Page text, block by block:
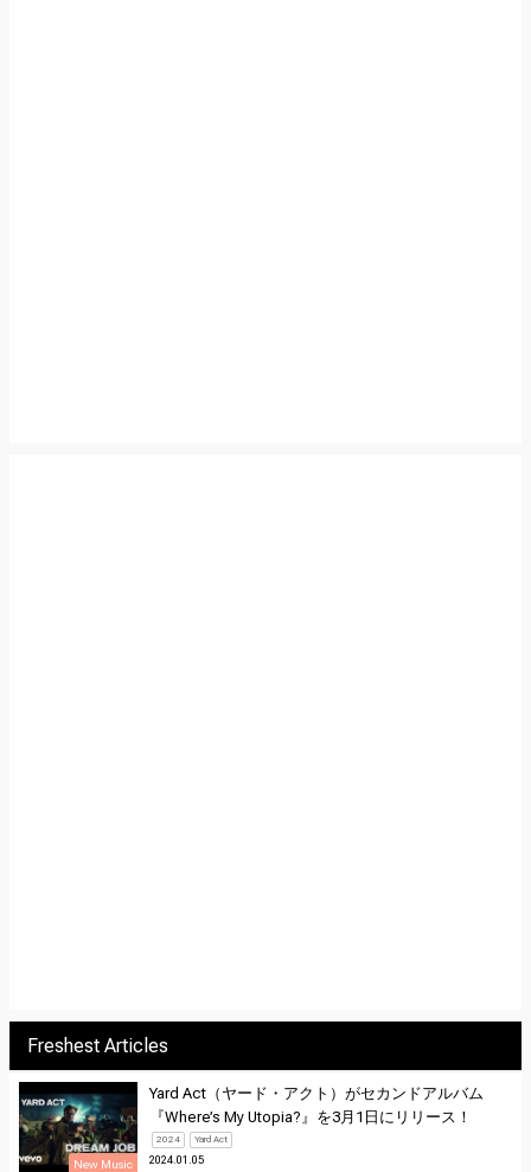
Freshest Articles
New Music
Yard Act（ヤード・アクト）がセカンドアルバム
『Where’s My Utopia?』を3月1日にリリース！
2024 Yard Act
2024.01.05